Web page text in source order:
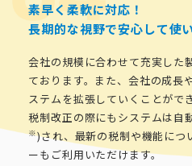
素早く柔軟に対応！
長期的な視野で安心して使
会社の規模に合わせて充実した
ております。また、会社の成長
ステムを拡張していくことがで
税制改正の際にもシステムは自
※)され、最新の税制や機能につ
ーもご利用いただけます。